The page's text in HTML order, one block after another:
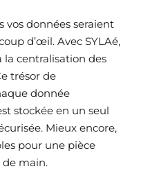
vos données seraient
d’œil. Avec SYLAé,
la centralisation des
trésor de
donnée
stockée en un seul
Mieux encore,
pour une pièce
main.